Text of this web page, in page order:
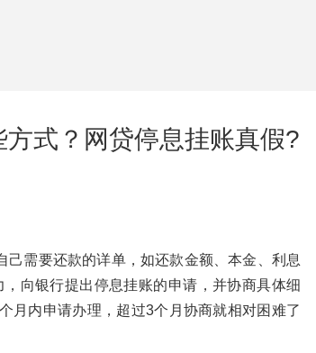
式？网贷停息挂账真假?
己需要还款的详单，如还款金额、本金、利息
向银行提出停息挂账的申请，并协商具体细
月内申请办理，超过3个月协商就相对困难了